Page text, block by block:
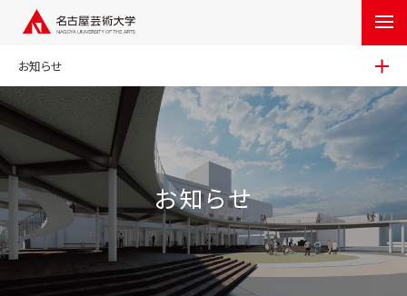
お知らせ
お知らせ